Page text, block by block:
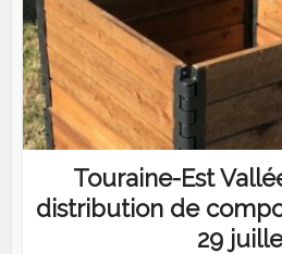
Touraine-Est
distribution de
29